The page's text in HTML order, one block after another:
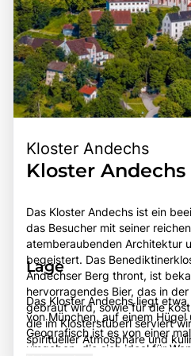
Kloster Andechs
Kloster Andechs
Das Kloster Andechs ist ein
das Besucher mit seiner
atemberaubenden Architektur
begeistert. Das
Andechser Berg thront, ist
hervorragendes Bier, das in
gebraut wird, sowie für die
die im Klosterstüberl serviert
spiritueller Atmosphäre und
Lage
Das Kloster Andechs liegt
von München, auf einem Hügel
Geografisch ist es von einer
umgeben, die sich ideal für